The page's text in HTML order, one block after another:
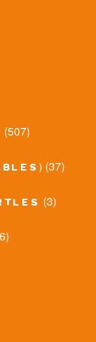
(507)
(37)
(3)